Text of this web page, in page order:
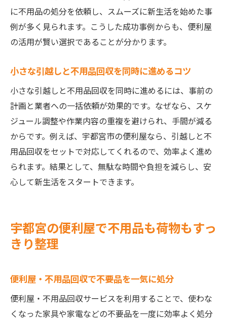
に不用品の処分を依頼し、スムーズに新生活を始めた事
例が多く見られます。こうした成功事例からも、便利屋
の活用が賢い選択であることが分かります。
小さな引越しと不用品回収を同時に進めるコツ
小さな引越しと不用品回収を同時に進めるには、事前の
計画と業者への一括依頼が効果的です。なぜなら、スケ
ジュール調整や作業内容の重複を避けられ、手間が減る
からです。例えば、宇都宮市の便利屋なら、引越しと不
用品回収をセットで対応してくれるので、効率よく進め
られます。結果として、無駄な時間や負担を減らし、安
心して新生活をスタートできます。
宇都宮の便利屋で不用品も荷物もすっ
きり整理
便利屋・不用品回収で不要品を一気に処分
便利屋・不用品回収サービスを利用することで、使わな
くなった家具や家電などの不要品を一度に効率よく処分